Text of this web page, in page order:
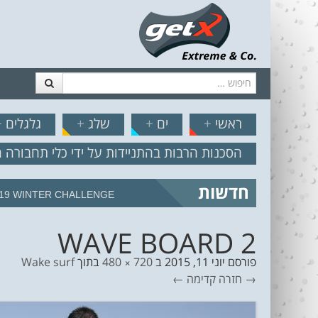
חיפוש
// תפריט
דלג לתוכן
ראשי + ים + שלג + גלגלים
הסכנות הרבות בהתניידות על ידי כלי
חדשות מצב הים והרוח – תחזית גלים
WAVE BOARD 2
פורסם יוני 11, 2015 ב720 × 480 בתוךWake surf
→ חזרה קדימה ←